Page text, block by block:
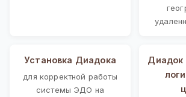
Установка Диадока
для корректной работы
системы ЭДО на
Диадок